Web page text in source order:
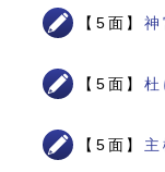
【5面】神
【5面】杜
【5面】